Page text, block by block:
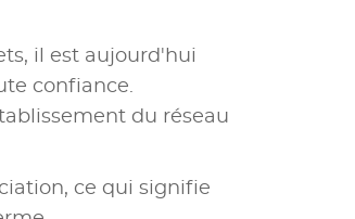
il est aujourd'hui
confiance.
du réseau
ce qui signifie